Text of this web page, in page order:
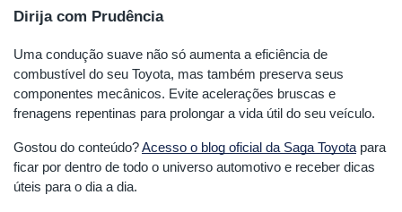
Dirija com Prudência
Uma condução suave não só aumenta a eficiência de
combustível do seu Toyota, mas também preserva seus
componentes mecânicos. Evite acelerações bruscas e
frenagens repentinas para prolongar a vida útil do seu veículo.
Gostou do conteúdo?Acesso o blog oficial da Saga Toyota para
ficar por dentro de todo o universo automotivo e receber dicas
úteis para o dia a dia.